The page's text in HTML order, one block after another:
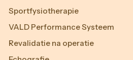
Sportfysiotherapie
VALD Performance Systeem
Revalidatie na operatie